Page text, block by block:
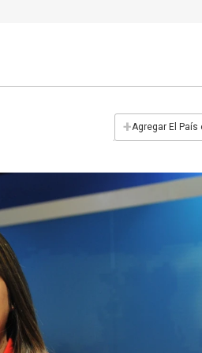
+Agregar El País